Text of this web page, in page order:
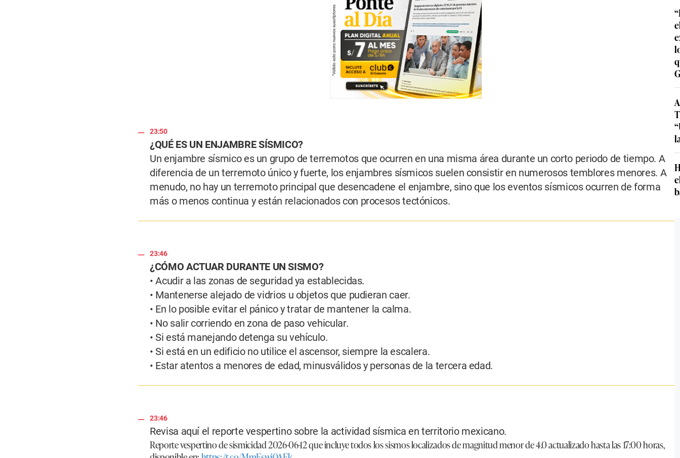
23:50
¿QUÉ ES UN ENJAMBRE SÍSMICO?
Un enjambre sísmico es un grupo de terremotos que ocurren en una misma área durante un corto periodo de tiempo. A
diferencia de un terremoto único y fuerte, los enjambres sísmicos suelen consistir en numerosos temblores menores. A
menudo, no hay un terremoto principal que desencadene el enjambre, sino que los eventos sísmicos ocurren de forma
más o menos continua y están relacionados con procesos tectónicos.
23:46
¿CÓMO ACTUAR DURANTE UN SISMO?
• Acudir a las zonas de seguridad ya establecidas.
• Mantenerse alejado de vidrios u objetos que pudieran caer.
• En lo posible evitar el pánico y tratar de mantener la calma.
• No salir corriendo en zona de paso vehicular.
• Si está manejando detenga su vehículo.
• Si está en un edificio no utilice el ascensor, siempre la escalera.
• Estar atentos a menores de edad, minusválidos y personas de la tercera edad.
23:46
Revisa aquí el reporte vespertino sobre la actividad sísmica en territorio mexicano.
Reporte vespertino de sismicidad 2026-06-12 que incluye todos los sismos localizados de magnitud menor de 4.0 actualizado hasta las 17:00 horas,